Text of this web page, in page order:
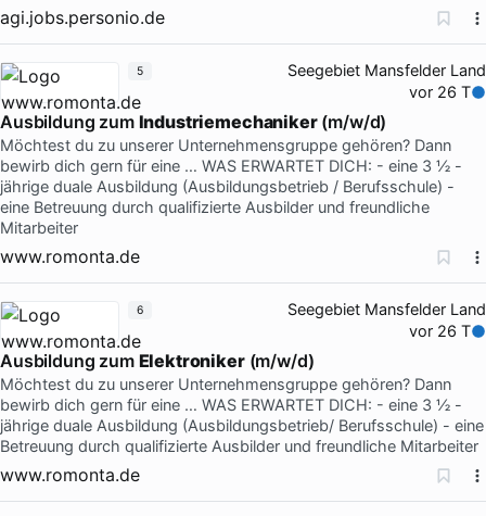
agi.jobs.personio.de
Seegebiet Mansfelder Land
vor 26 T
Ausbildung zum Industriemechaniker(m/w/d)
Möchtest du zu unserer Unternehmensgruppe gehören? Dann
bewirb dich gern für eine … WAS ERWARTET DICH: - eine 3 ½ -
jährige duale Ausbildung (Ausbildungsbetrieb / Berufsschule) -
eine Betreuung durch qualifizierte Ausbilder und freundliche
Mitarbeiter
www.romonta.de
5
Seegebiet Mansfelder Land
vor 26 T
Ausbildung zum Elektroniker(m/w/d)
Möchtest du zu unserer Unternehmensgruppe gehören? Dann
bewirb dich gern für eine … WAS ERWARTET DICH: - eine 3 ½ -
jährige duale Ausbildung (Ausbildungsbetrieb/ Berufsschule) - eine
Betreuung durch qualifizierte Ausbilder und freundliche Mitarbeiter
www.romonta.de
6